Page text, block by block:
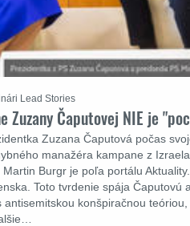
Zuzany Čaputovej NIE je
Zuzana Čaputová počas
manažéra kampane z
Burgr je poľa portálu
Toto tvrdenie spája Čaputovú
antisemitskou konšpiračnou
Lead Stories